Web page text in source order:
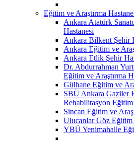
Eğitim ve Araştırma
Ankara Atatürk
Hastanesi
Ankara Bilkent Şehir
Ankara Eğitim ve
Ankara Etlik Şehir
Dr. Abdurrahman
Eğitim ve Araştırma
Gülhane Eğitim ve
SBÜ Ankara Gaziler
Rehabilitasyon Eğitim
Sincan Eğitim ve
Ulucanlar Göz Eğitim
YBÜ Yenimahalle